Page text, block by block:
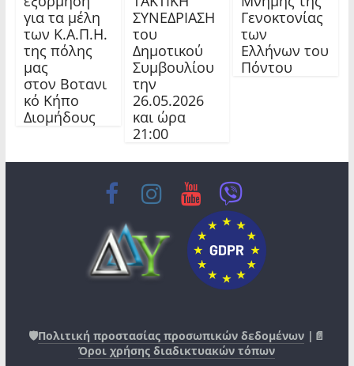
για τα μέλη
των Κ.Α.Π.Η.
της πόλης
μας
στον Βοτανι
κό Κήπο
Διομήδους
ΣΥΝΕΔΡΙΑΣΗ
του
Δημοτικού
Συμβουλίου
την
26.05.2026
και ώρα
21:00
Γενοκτονίας
των
Ελλήνων του
Πόντου
🛡️Πολιτική προστασίας προσωπικών δεδομένων |📄
Όροι χρήσης διαδικτυακών τόπων